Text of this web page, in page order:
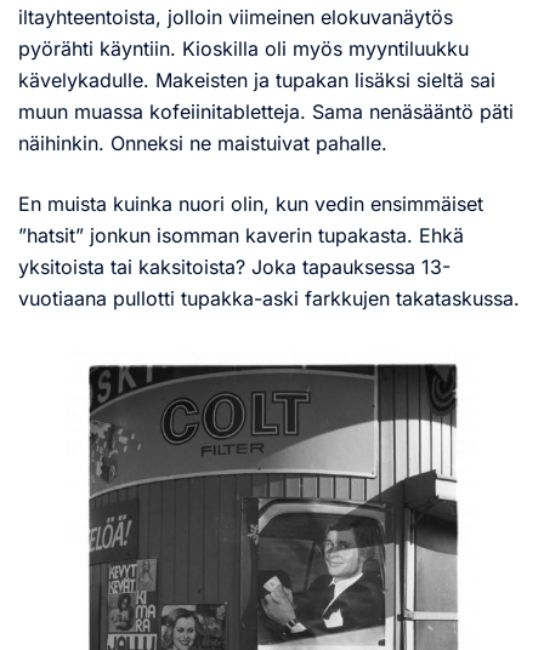
iltayhteentoista, jolloin viimeinen elokuvanäytös
pyörähti käyntiin. Kioskilla oli myös myyntiluukku
kävelykadulle. Makeisten ja tupakan lisäksi sieltä sai
muun muassa kofeiinitabletteja. Sama nenäsääntö päti
näihinkin. Onneksi ne maistuivat pahalle.
En muista kuinka nuori olin, kun vedin ensimmäiset
”hatsit” jonkun isomman kaverin tupakasta. Ehkä
yksitoista tai kaksitoista? Joka tapauksessa 13-
vuotiaana pullotti tupakka-aski farkkujen takataskussa.